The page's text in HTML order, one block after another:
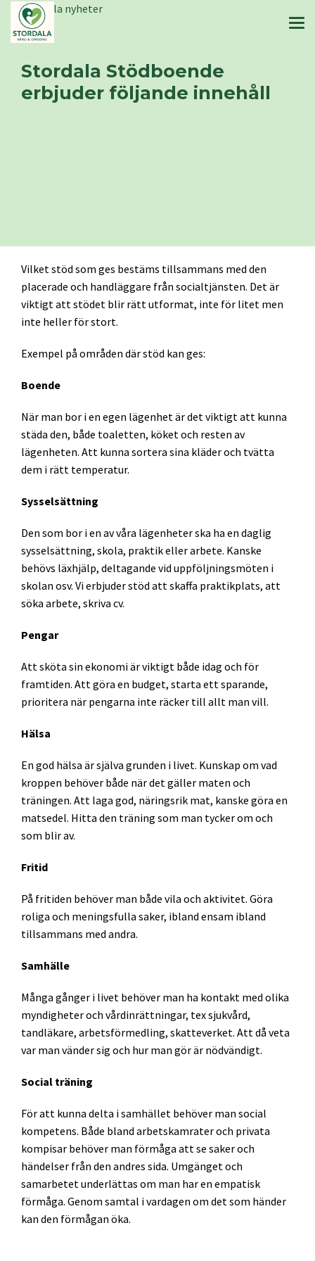
Stordala nyheter
Stordala Stödboende
erbjuder följande innehåll
Vilket stöd som ges bestäms tillsammans med den
placerade och handläggare från socialtjänsten. Det är
viktigt att stödet blir rätt utformat, inte för litet men
inte heller för stort.
Exempel på områden där stöd kan ges:
Boende
När man bor i en egen lägenhet är det viktigt att kunna
städa den, både toaletten, köket och resten av
lägenheten. Att kunna sortera sina kläder och tvätta
dem i rätt temperatur.
Sysselsättning
Den som bor i en av våra lägenheter ska ha en daglig
sysselsättning, skola, praktik eller arbete. Kanske
behövs läxhjälp, deltagande vid uppföljningsmöten i
skolan osv. Vi erbjuder stöd att skaffa praktikplats, att
söka arbete, skriva cv.
Pengar
Att sköta sin ekonomi är viktigt både idag och för
framtiden. Att göra en budget, starta ett sparande,
prioritera när pengarna inte räcker till allt man vill.
Hälsa
En god hälsa är själva grunden i livet. Kunskap om vad
kroppen behöver både när det gäller maten och
träningen. Att laga god, näringsrik mat, kanske göra en
matsedel. Hitta den träning som man tycker om och
som blir av.
Fritid
På fritiden behöver man både vila och aktivitet. Göra
roliga och meningsfulla saker, ibland ensam ibland
tillsammans med andra.
Samhälle
Många gånger i livet behöver man ha kontakt med olika
myndigheter och vårdinrättningar, tex sjukvård,
tandläkare, arbetsförmedling, skatteverket. Att då veta
var man vänder sig och hur man gör är nödvändigt.
Social träning
För att kunna delta i samhället behöver man social
kompetens. Både bland arbetskamrater och privata
kompisar behöver man förmåga att se saker och
händelser från den andres sida. Umgänget och
samarbetet underlättas om man har en empatisk
förmåga. Genom samtal i vardagen om det som händer
kan den förmågan öka.